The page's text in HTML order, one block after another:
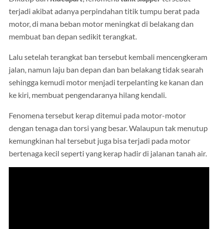
terjadi akibat adanya perpindahan titik tumpu berat pada
motor, di mana beban motor meningkat di belakang dan
membuat ban depan sedikit terangkat.
Lalu setelah terangkat ban tersebut kembali mencengkeram
jalan, namun laju ban depan dan ban belakang tidak searah
sehingga kemudi motor menjadi terpelanting ke kanan dan
ke kiri, membuat pengendaranya hilang kendali.
Fenomena tersebut kerap ditemui pada motor-motor
dengan tenaga dan torsi yang besar. Walaupun tak menutup
kemungkinan hal tersebut juga bisa terjadi pada motor
bertenaga kecil seperti yang kerap hadir di jalanan tanah air.